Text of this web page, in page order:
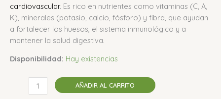
cardiovascular. Es rico en nutrientes como vitaminas (C, A,
K), minerales (potasio, calcio, fósforo) y fibra, que ayudan
a fortalecer los huesos, el sistema inmunológico y a
mantener la salud digestiva.
Disponibilidad: Hay existencias
AÑADIR AL CARRITO